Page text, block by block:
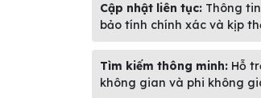
Cập nhật liên tục: Thông
bảo tính chính xác và kịp
Tìm kiếm thông minh: Hỗ
không gian và phi không